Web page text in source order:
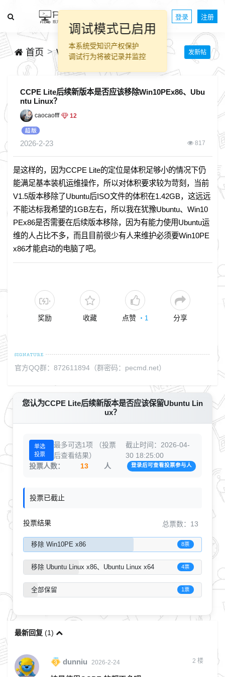
登录 注册
首页 WinPE技术交流 发新帖
CCPE Lite后续新版本是否应该移除Win10PEx86、Ubu
ntu Linux？
caocaofff 12
2026-2-23 817
是这样的，因为CCPE Lite的定位是体积足够小的情况下仍
能满足基本装机运维操作，所以对体积要求较为苛刻，当前
V1.5版本移除了Ubuntu后ISO文件的体积在1.42GB，这远远
不能达标我希望的1GB左右，所以我在犹豫Ubuntu、Win10
PEx86是否需要在后续版本移除，因为有能力使用Ubuntu运
维的人占比不多，而且目前很少有人来维护必须要Win10PE
x86才能启动的电脑了吧。
奖励 收藏 点赞 ・ 1 分享
官方QQ群：872611894（群密码：pecmd.net）
您认为CCPE Lite后续新版本是否应该保留Ubuntu Lin
ux？
单选
投票
最多可选1项 （投票
后查看结果）
截止时间：2026-04-
30 18:25:00
投票人数：
13 人 登录后可查看投票参与人
投票已截止
投票结果 总票数：13
移除 Win10PE x86 8票
移除 Ubuntu Linux x86、Ubuntu Linux x64 4票
全部保留 1票
最新回复 (1)
dunniu 2026-2-24 2 楼
调试模式已启用
本系统受知识产权保护
调试行为将被记录并监控